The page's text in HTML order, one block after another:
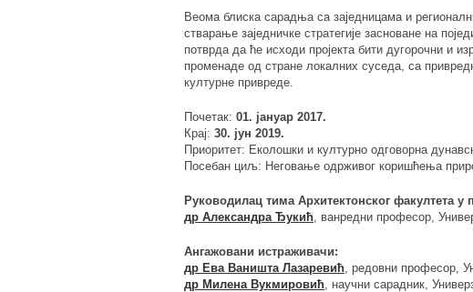
Веома блиска сарадња са заједницама и
стварање заједничке стратегије засноване на
потврда да ће исходи пројекта бити дугорочни и
променаде од стране локалних суседа, са
културне привреде.
Почетак: 01. јануар 2017.
Крај: 30. јун 2019.
Приоритет: Еколошки и културно одговорна
Посебан циљ: Неговање одрживог коришћења
Руководилац тима Архитектонског факултета у
др Александра Ђукић , ванредни професор,
Ангажовани истраживачи:
др Ева Ваништа Лазаревић , редовни професор,
др Милена Вукмировић , научни сарадник,